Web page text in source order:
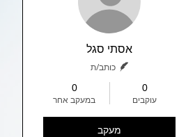
אסתי סגל
כותב/ת
0
עוקבים
0
במעקב אחר
מעקב